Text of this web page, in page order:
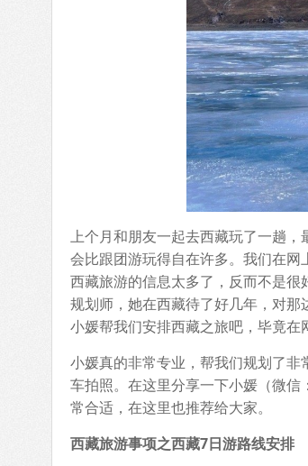
上个月和朋友一起去西藏玩了一趟
会比跟团游玩得自在许多。我们在
西藏旅游的信息太多了，反而不是
规划师，她在西藏待了好几年，对
小媛帮我们安排西藏之旅吧，毕竟在
小媛真的非常专业，帮我们规划了
车拍照。在这里分享一下小媛（微
常合适，在这里也推荐给大家。
西藏旅游事项之西藏7日游路线安排